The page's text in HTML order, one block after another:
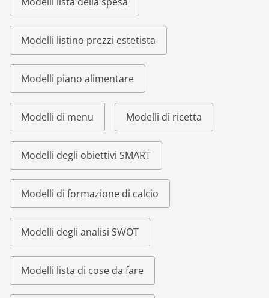
Modelli listino prezzi estetista
Modelli piano alimentare
Modelli di menu Modelli di ricetta
Modelli degli obiettivi SMART
Modelli di formazione di calcio
Modelli degli analisi SWOT
Modelli lista di cose da fare